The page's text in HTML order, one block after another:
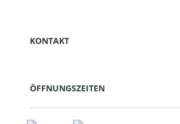
KONTAKT
ÖFFNUNGSZEITEN